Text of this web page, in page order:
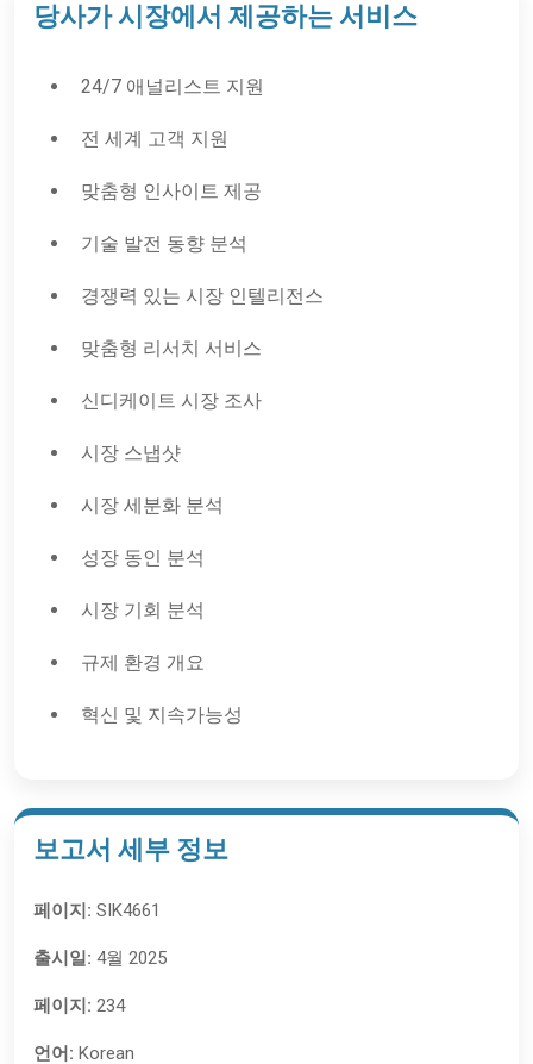
당사가 시장에서 제공하는 서비스
24/7 애널리스트 지원
전 세계 고객 지원
맞춤형 인사이트 제공
기술 발전 동향 분석
경쟁력 있는 시장 인텔리전스
맞춤형 리서치 서비스
신디케이트 시장 조사
시장 스냅샷
시장 세분화 분석
성장 동인 분석
시장 기회 분석
규제 환경 개요
혁신 및 지속가능성
보고서 세부 정보
페이지: SIK4661
출시일: 4월 2025
페이지: 234
언어: Korean